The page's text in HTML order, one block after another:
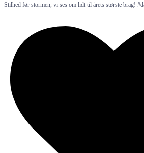
Stilhed før stormen, vi ses om lidt til årets største brag!